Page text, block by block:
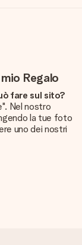
Regalo
fare sul sito?
Nel nostro
la tue foto
uno dei nostri